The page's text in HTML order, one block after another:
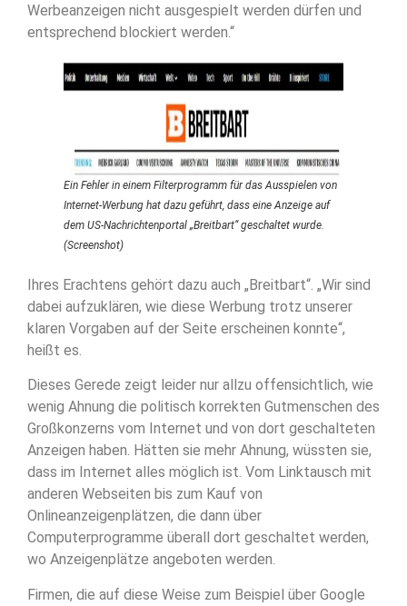
Werbeanzeigen nicht ausgespielt werden dürfen und
entsprechend blockiert werden.“
Ein Fehler in einem Filterprogramm für das Ausspielen von
Internet-Werbung hat dazu geführt, dass eine Anzeige auf
dem US-Nachrichtenportal „Breitbart“ geschaltet wurde.
(Screenshot)
Ihres Erachtens gehört dazu auch „Breitbart“. „Wir sind
dabei aufzuklären, wie diese Werbung trotz unserer
klaren Vorgaben auf der Seite erscheinen konnte“,
heißt es.
Dieses Gerede zeigt leider nur allzu offensichtlich, wie
wenig Ahnung die politisch korrekten Gutmenschen des
Großkonzerns vom Internet und von dort geschalteten
Anzeigen haben. Hätten sie mehr Ahnung, wüssten sie,
dass im Internet alles möglich ist. Vom Linktausch mit
anderen Webseiten bis zum Kauf von
Onlineanzeigenplätzen, die dann über
Computerprogramme überall dort geschaltet werden,
wo Anzeigenplätze angeboten werden.
Firmen, die auf diese Weise zum Beispiel über Google